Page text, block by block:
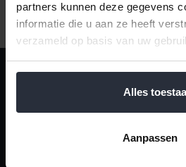
partners kunnen deze gegevens
informatie die u aan ze heeft
verzameld op basis van uw
Alles
Aanpassen